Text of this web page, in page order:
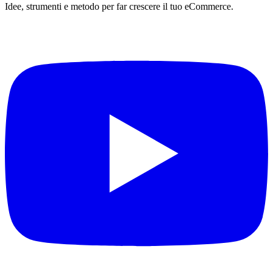
Idee, strumenti e metodo per far crescere il tuo eCommerce.